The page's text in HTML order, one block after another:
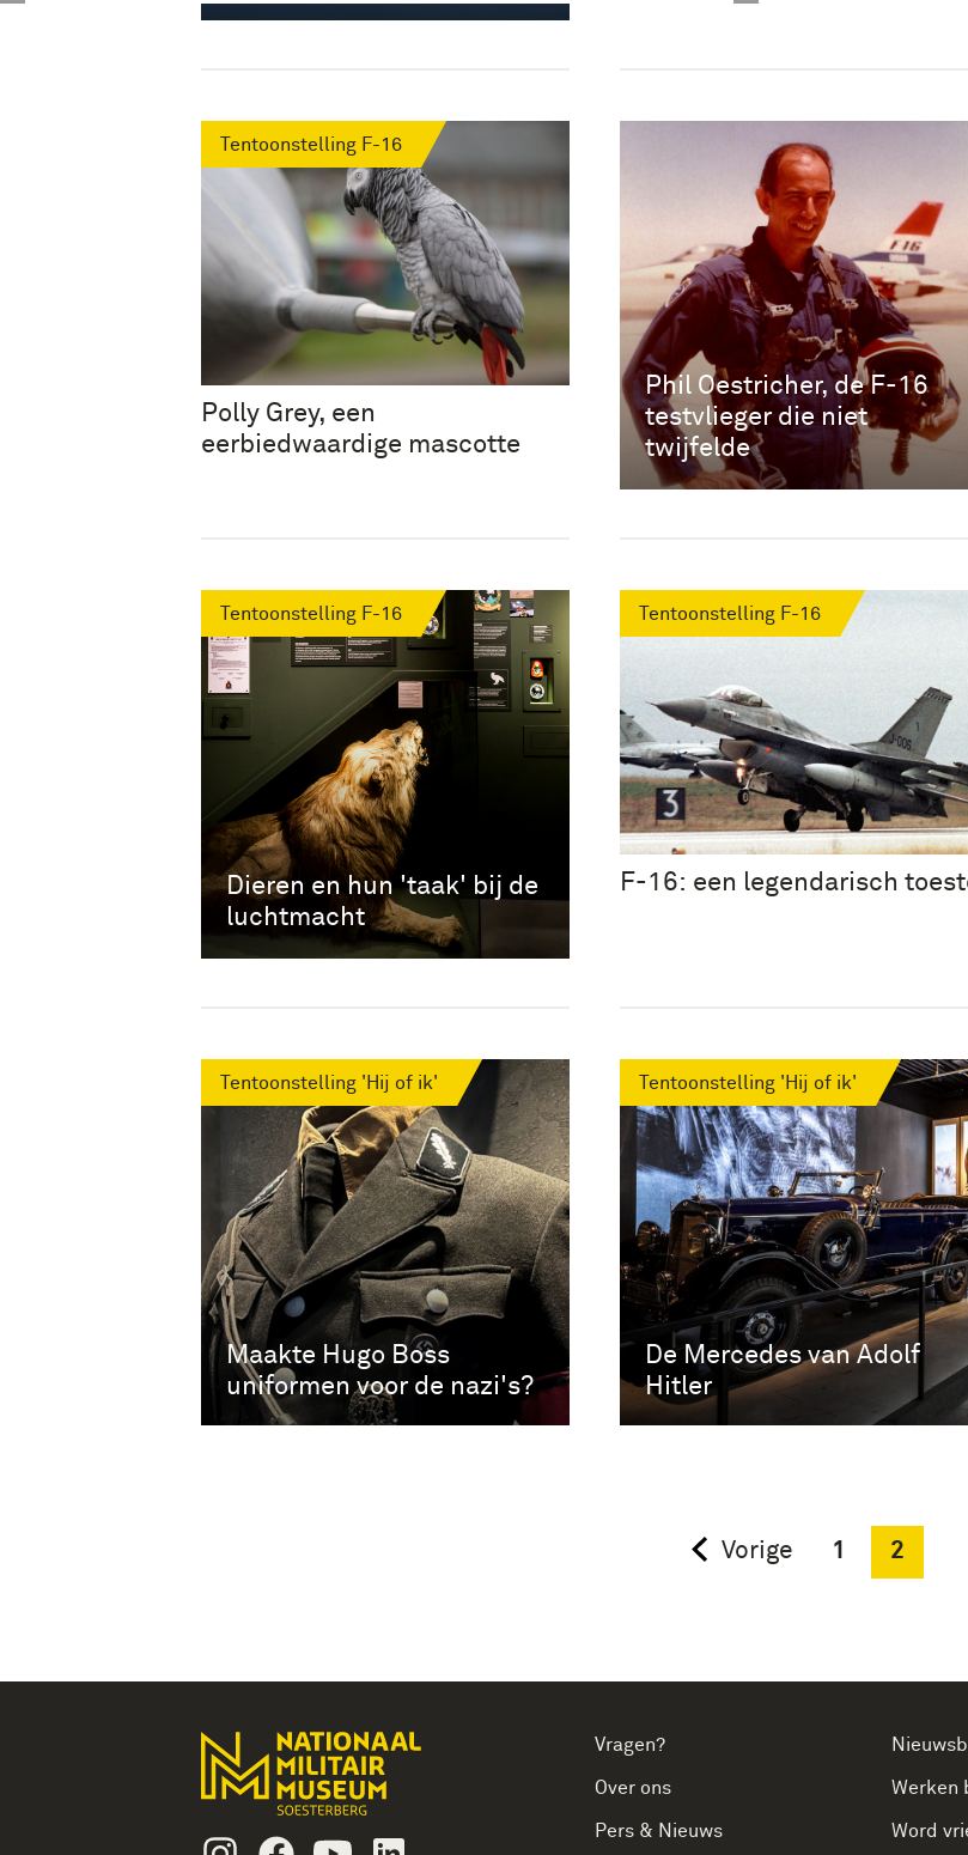
Tentoonstelling F-16
Polly Grey, een
eerbiedwaardige mascotte
Phil Oestricher, de F-16
testvlieger die niet
twijfelde
Tentoonstelling F-16
Dieren en hun 'taak' bij de
luchtmacht
Tentoonstelling F-16
F-16: een legendarisch
Tentoonstelling 'Hij of ik'
Maakte Hugo Boss
uniformen voor de nazi's?
Tentoonstelling 'Hij of ik'
De Mercedes van Adolf
Hitler
Vorige 1 2
volgtekstInstagram
volgtekstFacebook
volgtekstYoutube
Vragen?
Over ons
Pers & Nieuws
Werken
Word